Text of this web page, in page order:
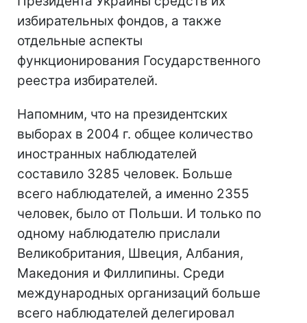
избирательных фондов, а также
отдельные аспекты
функционирования Государственного
реестра избирателей.
Напомним, что на президентских
выборах в 2004 г. общее количество
иностранных наблюдателей
составило 3285 человек. Больше
всего наблюдателей, а именно 2355
человек, было от Польши. И только по
одному наблюдателю прислали
Великобритания, Швеция, Албания,
Македония и Филлипины. Среди
международных организаций больше
всего наблюдателей делегировал